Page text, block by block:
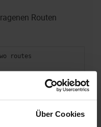
Über Cookies
Routen
routes
/